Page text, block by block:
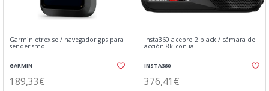
Garmin etrex se / navegador gps para
senderismo
GARMIN
189,33€
Insta360 acepro 2 black / cámara de
acción 8k con ia
INSTA360
376,41€